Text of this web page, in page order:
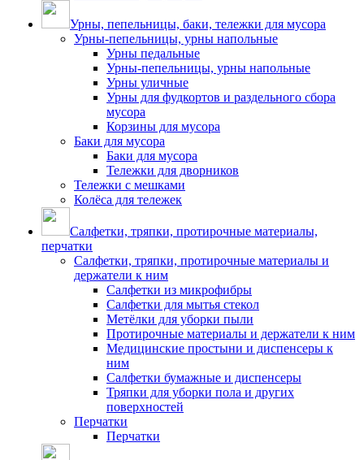
Урны, пепельницы, баки, тележки для мусора
Урны-пепельницы, урны напольные
Урны педальные
Урны-пепельницы, урны напольные
Урны уличные
Урны для фудкортов и раздельного сбора
мусора
Корзины для мусора
Баки для мусора
Баки для мусора
Тележки для дворников
Тележки с мешками
Колёса для тележек
Салфетки, тряпки, протирочные материалы,
перчатки
Салфетки, тряпки, протирочные материалы и
держатели к ним
Салфетки из микрофибры
Салфетки для мытья стекол
Метёлки для уборки пыли
Протирочные материалы и держатели к ним
Медицинские простыни и диспенсеры к
ним
Салфетки бумажные и диспенсеры
Тряпки для уборки пола и других
поверхностей
Перчатки
Перчатки